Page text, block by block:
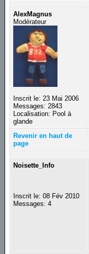
AlexMagnus
Modérateur
Inscrit le: 23 Mai 2006
Messages: 2843
Localisation: Pool à
glande
Revenir en haut de
page
Noisette_Info
Inscrit le: 08 Fév 2010
Messages: 4